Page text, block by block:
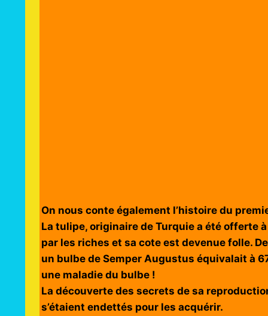
On nous conte également l’histoire du
La tulipe, originaire de Turquie a été offerte
par les riches et sa cote est devenue folle.
un bulbe de Semper Augustus équivalait à
une maladie du bulbe !
La découverte des secrets de sa
s’étaient endettés pour les acquérir.